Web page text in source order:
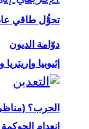
إثيوبيا
الحرب؟
تحوُّل طاقي
دوّامة الديون
انعدام